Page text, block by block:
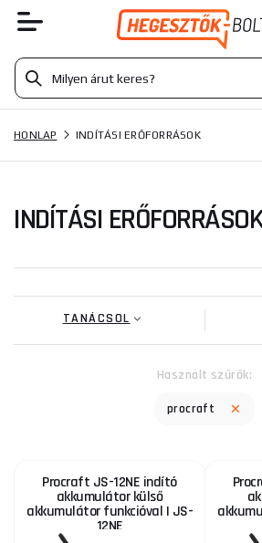
HONLAP INDÍTÁSI ERŐFORRÁSOK
INDÍTÁSI
TANÁCSOL
Használt szűrők:
procraft
Procraft JS-12NE indító
akkumulátor külső
akkumulátor funkcióval | JS-
12NE